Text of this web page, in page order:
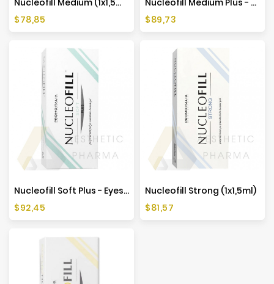
Nucleofill Medium (1x1,5ml)
Preis
$78,85
Nucleofill Medium Plus - Hair (1x2ml)
Preis
$89,73
Nucleofill Soft Plus - Eyes (1x2ml)
Preis
$92,45
Nucleofill Strong (1x1,5ml)
Preis
$81,57